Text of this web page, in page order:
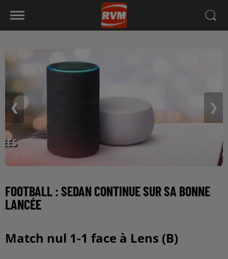
❮ ❯
FOOTBALL : SEDAN CONTINUE SUR SA BONNE
LANCÉE
Match nul 1-1 face à Lens (B)